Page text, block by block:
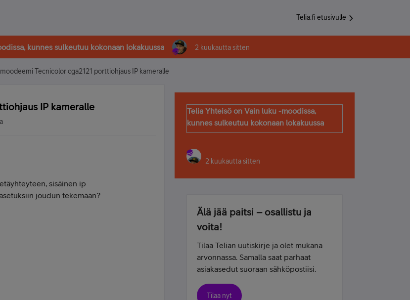
Telia.fi etusivulle
kunnes sulkeutuu kokonaan lokakuussa 2 kuukautta sitten
Tecnicolor cga2121 porttiohjaus IP kameralle
IP kameralle
sisäinen ip
joudun tekemään?
Telia Yhteisö on Vain luku -moodissa,
kunnes sulkeutuu kokonaan lokakuussa
2 kuukautta sitten
Älä jää paitsi – osallistu ja
voita!
Tilaa Telian uutiskirje ja olet mukana
arvonnassa. Samalla saat parhaat
asiakasedut suoraan sähköpostiisi.
Tilaa nyt